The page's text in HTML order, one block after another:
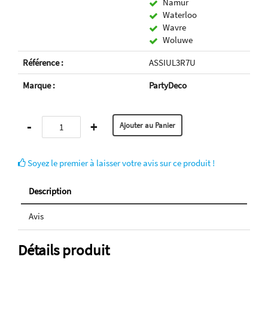
Waterloo
Wavre
Woluwe
Référence :
ASSIUL3R7U
Marque :
PartyDeco
- +
Soyez le premier à laisser votre avis sur ce produit !
Description
Avis
Détails produit